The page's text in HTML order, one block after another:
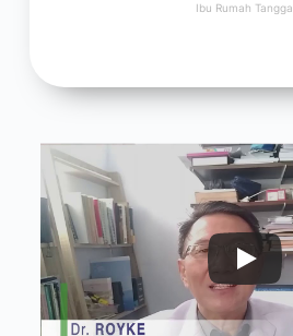
Ibu Rumah Tangga